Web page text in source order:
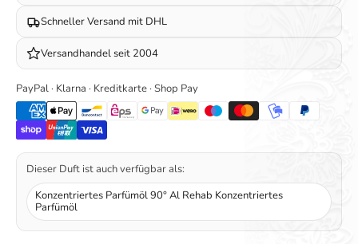
Schneller Versand mit DHL
Versandhandel seit 2004
PayPal · Klarna · Kreditkarte · Shop Pay
Dieser Duft ist auch verfügbar als:
Konzentriertes Parfümöl 90° Al Rehab Konzentriertes
Parfümöl